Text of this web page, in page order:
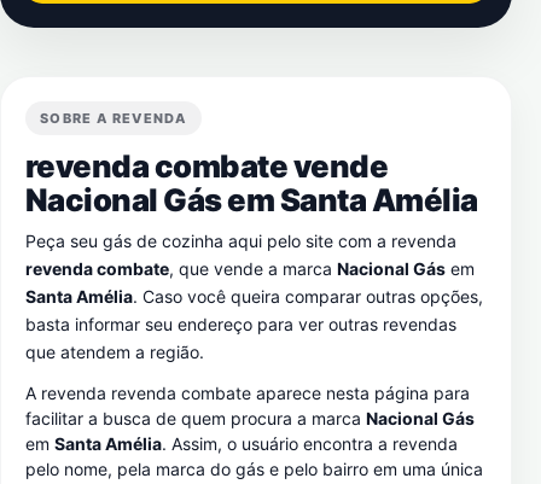
SOBRE A REVENDA
revenda combate vende
Nacional Gás emSanta Amélia
Peça seu gás de cozinha aqui pelo site com a revenda
revenda combate, que vende a marca Nacional Gás em
Santa Amélia. Caso você queira comparar outras opções,
basta informar seu endereço para ver outras revendas
que atendem a região.
A revenda revenda combate aparece nesta página para
facilitar a busca de quem procura a marca Nacional Gás
em Santa Amélia. Assim, o usuário encontra a revenda
pelo nome, pela marca do gás e pelo bairro em uma única